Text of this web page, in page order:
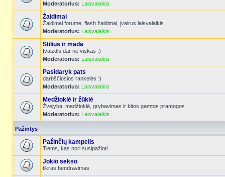
Moderatorius: Laisvalaikis
Žaidimai
Žaidimai forume, flash žaidimai, įvairus laisvalaikis
Moderatorius: Laisvalaikis
Stilius ir mada
Įvaizdis dar ne viskas :)
Moderatorius: Laisvalaikis
Pasidaryk pats
darbščiosios rankelės :)
Moderatorius: Laisvalaikis
Medžioklė ir žūklė
Žvejyba, medžioklė, grybavimas ir kitos gamtos pramogos
Moderatorius: Laisvalaikis
Pažintys
Pažinčių kampelis
Tiems, kas nori susipažinti
Jokio sekso
tikras bendravimas